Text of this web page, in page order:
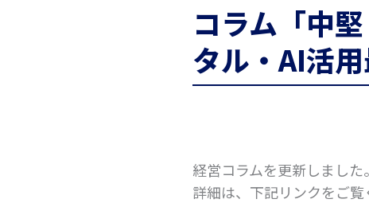
コラム「中
タル・AI活
経営コラムを更新しました。
詳細は、下記リンクをご覧